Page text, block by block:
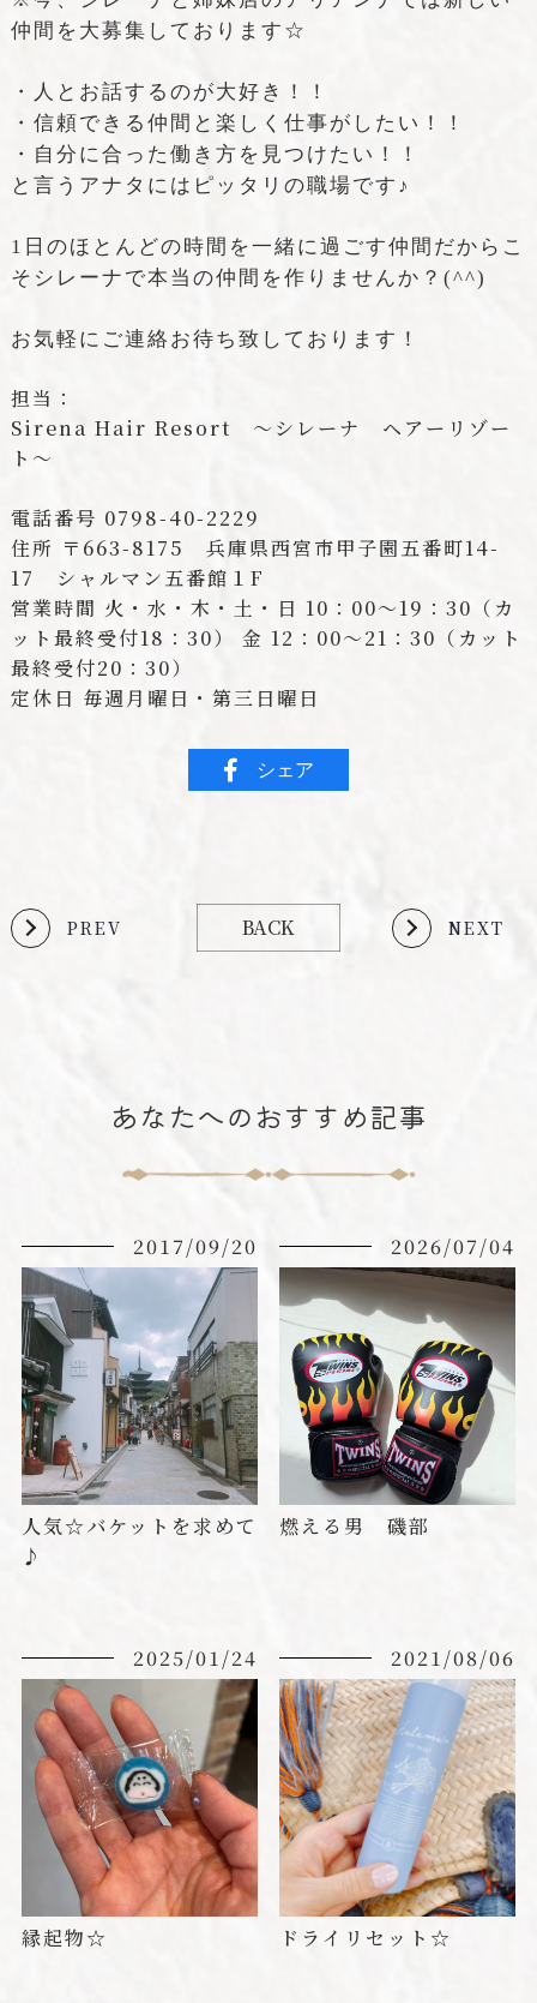
仲間を大募集しております☆
・人とお話するのが大好き！！
・信頼できる仲間と楽しく仕事がしたい！！
・自分に合った働き方を見つけたい！！
と言うアナタにはピッタリの職場です♪
1日のほとんどの時間を一緒に過ごす仲間だからこ
そシレーナで本当の仲間を作りませんか？(^^)
お気軽にご連絡お待ち致しております！
担当：
Sirena Hair Resort ～シレーナ ヘアーリゾー
ト～
電話番号 0798-40-2229
住所 〒663-8175 兵庫県西宮市甲子園五番町14-
17 シャルマン五番館１F
営業時間 火・水・木・土・日 10：00～19：30（カ
ット最終受付18：30） 金 12：00～21：30（カット
最終受付20：30）
定休日 毎週月曜日・第三日曜日
シェア
PREV BACK NEXT
あなたへのおすすめ記事
2017/09/20
人気☆バケットを求めて
♪
2026/07/04
燃える男 磯部
2025/01/24
縁起物‪☆
2021/08/06
ドライリセット☆